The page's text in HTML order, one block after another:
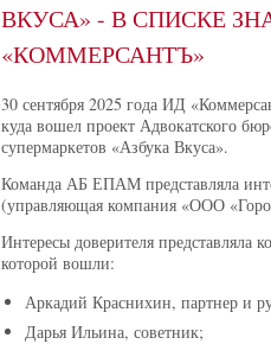
ВКУСА» - В СПИСКЕ
«КОММЕРСАНТЪ»
30 сентября 2025 года ИД
куда вошел проект Адвокатского
супермаркетов «Азбука Вкуса».
Команда АБ ЕПАМ представляла
(управляющая компания «ООО
Интересы доверителя
которой вошли:
Аркадий Краснихин, партнер и
Дарья Ильина, советник;